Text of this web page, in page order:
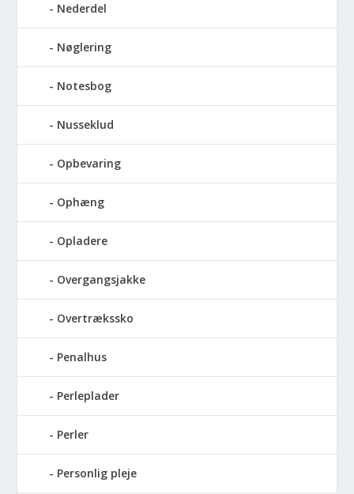
Nederdel
Nøglering
Notesbog
Nusseklud
Opbevaring
Ophæng
Opladere
Overgangsjakke
Overtrækssko
Penalhus
Perleplader
Perler
Personlig pleje